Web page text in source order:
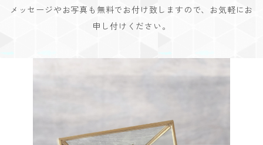
メッセージやお写真も無料でお付け致しますので、お気軽にお
申し付けください。